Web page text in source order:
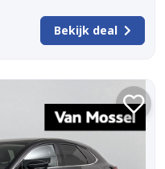
Bekijk deal